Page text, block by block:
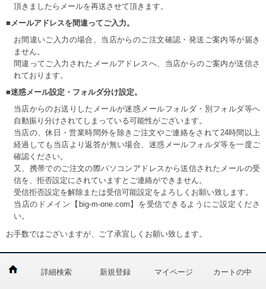
頂きましたらメールを再送させて頂きます。
■メールアドレスを間違ってご入力。
お間違いご入力の場合、当店からのご注文確認・発送ご案内等が届き
ません。
間違ってご入力されたメールアドレスへ、当店からのご案内が送信さ
れております。
■迷惑メール設定・フォルダ分け設定。
当店からのお送りしたメールが迷惑メールフォルダ・別フォルダ等へ
自動振り分けされてしまっている可能性がございます。
当店の、休日・営業時間外を除きご注文やご連絡をされて24時間以上
経過しても当店より返答が無い場合、迷惑メールフォルダ等を一度ご
確認ください。
又、携帯でのご注文の際パソコンアドレスから送信されたメールの受
信を、拒否設定にされていますとご連絡ができません。
受信拒否設定を解除または受信可能設定をよろしくお願い致します。
当店のドメイン【big-m-one.com】を受信できるようにご設定くださ
い。
お手数ではございますが、ご了承宜しくお願い致します。
詳細検索 新規登録 マイページ カートの中